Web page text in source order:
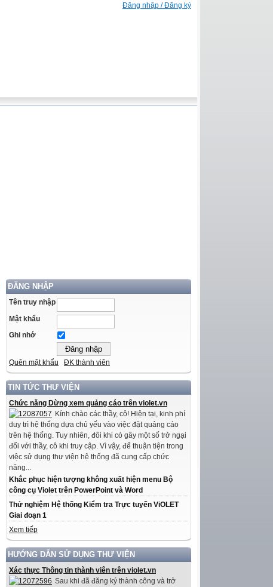
Đăng nhập / Đăng ký
ĐĂNG NHẬP
Tên truy nhập
Mật khẩu
Ghi nhớ
Quên mật khẩu ĐK thành viên
TIN TỨC THƯ VIỆN
Chức năng Dừng xem quảng cáo trên violet.vn
Kính chào các thầy, cô! Hiện tại, kinh phí
duy trì hệ thống dựa chủ yếu vào việc đặt quảng cáo
trên hệ thống. Tuy nhiên, đôi khi có gây một số trở ngại
đối với thầy, cô khi truy cập. Vì vậy, để thuận tiện trong
việc sử dụng thư viện hệ thống đã cung cấp chức
năng...
Khắc phục hiện tượng không xuất hiện menu Bộ
công cụ Violet trên PowerPoint và Word
Thử nghiệm Hệ thống Kiểm tra Trực tuyến ViOLET
Giai đoạn 1
Xem tiếp
HƯỚNG DẪN SỬ DỤNG THƯ VIỆN
Xác thực Thông tin thành viên trên violet.vn
Sau khi đã đăng ký thành công và trở